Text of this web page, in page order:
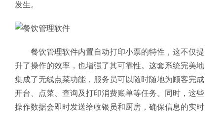
发生。
餐饮管理软件内置自动打印小票的特性，这不仅提
升了操作的效率，也增强了其可靠性。这套系统完美地
集成了无线点菜功能，服务员可以随时随地为顾客完成
开台、点菜、查询及打印消费账单等任务。同时，这些
操作数据会即时发送给收银员和厨房，确保信息的实时